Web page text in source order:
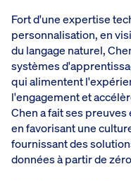
Fort d'une expertise
personnalisation, en
du langage naturel,
systèmes
qui alimentent
l'engagement et
Chen a fait ses
en favorisant une
fournissant des
données à partir de